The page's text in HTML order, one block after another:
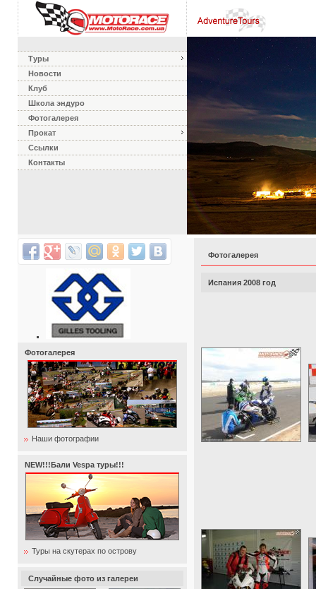
Туры
Новости
Клуб
Школа эндуро
Фотогалерея
Прокат
Ссылки
Контакты
Фотогалерея
Наши фотографии
NEW!!!Бали Vespa туры!!!
Туры на скутерах по острову
Случайные фото из галереи
Фотогалерея
Испания 2008 год